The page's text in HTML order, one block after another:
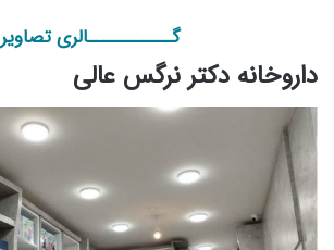
گـــــــــــالری تصاویر
داروخانه دکتر نرگس عالی